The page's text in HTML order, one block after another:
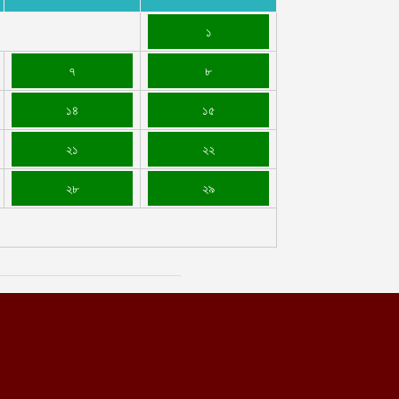
১
৭ ৮
১৪ ১৫
২১ ২২
২৮ ২৯